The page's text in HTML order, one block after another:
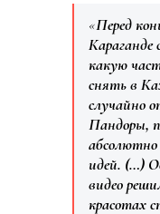
«Перед
Караганде
какую
снять в
случайно
Пандоры,
идей. (…)
видео
красотах